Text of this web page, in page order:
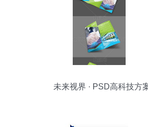
未来视界 · PSD高科技方